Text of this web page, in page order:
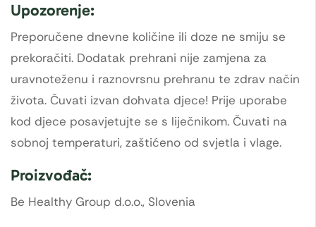
Upozorenje:
Preporučene dnevne količine ili doze ne smiju se
prekoračiti. Dodatak prehrani nije zamjena za
uravnoteženu i raznovrsnu prehranu te zdrav način
života. Čuvati izvan dohvata djece! Prije uporabe
kod djece posavjetujte se s liječnikom. Čuvati na
sobnoj temperaturi, zaštićeno od svjetla i vlage.
Proizvođač:
Be Healthy Group d.o.o., Slovenia